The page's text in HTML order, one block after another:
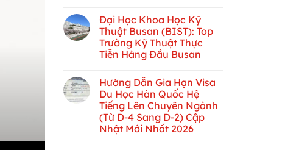
Đại Học Khoa Học Kỹ
Thuật Busan (BIST): Top
Trường Kỹ Thuật Thực
Tiễn Hàng Đầu Busan
Hướng Dẫn Gia Hạn Visa
Du Học Hàn Quốc Hệ
Tiếng Lên Chuyên Ngành
(Từ D-4 Sang D-2) Cập
Nhật Mới Nhất 2026